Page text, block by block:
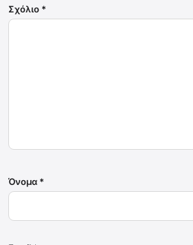
Σχόλιο *
Όνομα *